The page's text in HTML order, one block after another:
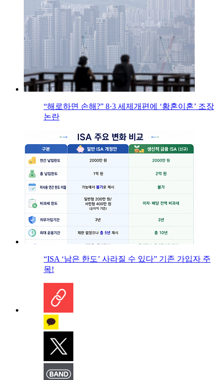
“해로하면 손해?” 8·3 세제개편에 ‘황혼이혼’ 조장
논란
“ISA ‘남은 한도’ 사라질 수 있다” 기존 가입자 주
목!